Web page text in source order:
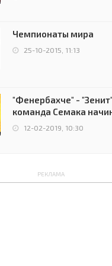
чемпионов.
Чемпионаты мира
25-10-2015, 11:13
"Фенербахче" -
команда Семака
путь в плей-офф Лиги
12-02-2019, 10:30
РЕКЛАМА